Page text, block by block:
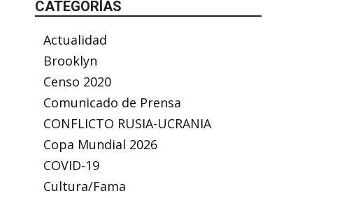
CATEGORÍAS
Actualidad
Brooklyn
Censo 2020
Comunicado de Prensa
CONFLICTO RUSIA-UCRANIA
Copa Mundial 2026
COVID-19
Cultura/Fama